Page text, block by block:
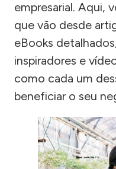
empresarial. Aqui,
que vão desde
eBooks
inspiradores e
como cada um
beneficiar o seu